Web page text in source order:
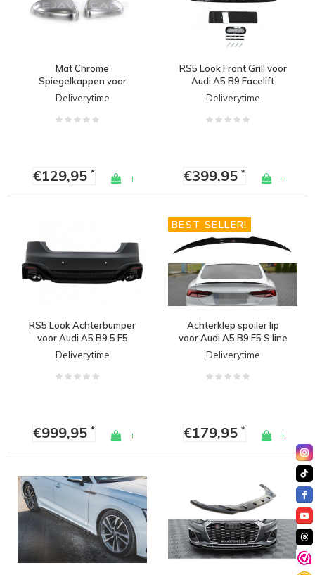
Mat Chrome
Spiegelkappen voor
Audi A4 B9 8W, S4, S
line & A5 B9 F5, S5, S
line
Deliverytime
€129,95* +
RS5 Look Front Grill voor
Audi A5 B9 Facelift
Deliverytime
€399,95* +
RS5 Look Achterbumper
voor Audi A5 B9.5 F5
Facelift
Deliverytime
€999,95* +
BEST SELLER!
Achterklep spoiler lip
voor Audi A5 B9 F5 S line
Sportback
Deliverytime
€179,95* +